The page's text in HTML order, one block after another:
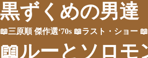
黒ずくめの男達
📖三原順 傑作選‘70s 📖ラスト・ショー
📖ルーとソロモ